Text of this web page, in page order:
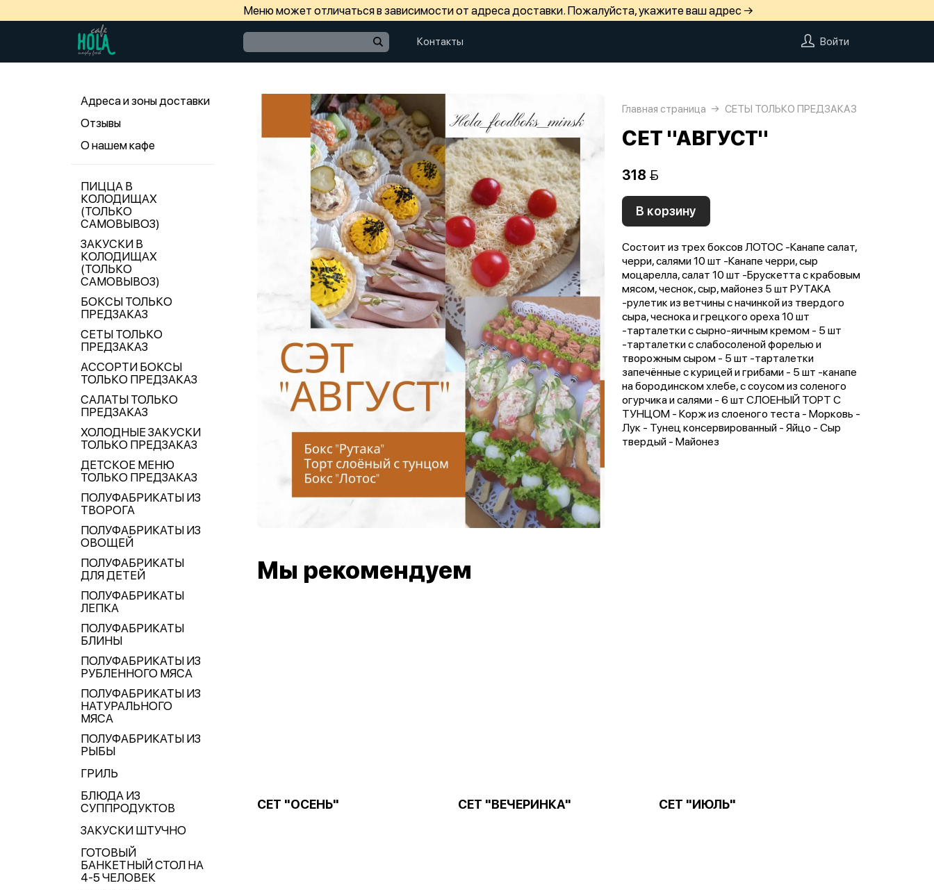
Меню может отличаться в зависимости от адреса доставки. Пожалуйста, укажите ваш адрес →
Контакты Войти
Адреса и зоны доставки
Отзывы
О нашем кафе
ПИЦЦА В
КОЛОДИЩАХ
(ТОЛЬКО
САМОВЫВОЗ)
ЗАКУСКИ В
КОЛОДИЩАХ
(ТОЛЬКО
САМОВЫВОЗ)
БОКСЫ ТОЛЬКО
ПРЕДЗАКАЗ
СЕТЫ ТОЛЬКО
ПРЕДЗАКАЗ
АССОРТИ БОКСЫ
ТОЛЬКО ПРЕДЗАКАЗ
САЛАТЫ ТОЛЬКО
ПРЕДЗАКАЗ
ХОЛОДНЫЕ ЗАКУСКИ
ТОЛЬКО ПРЕДЗАКАЗ
ДЕТСКОЕ МЕНЮ
ТОЛЬКО ПРЕДЗАКАЗ
ПОЛУФАБРИКАТЫ ИЗ
ТВОРОГА
ПОЛУФАБРИКАТЫ ИЗ
ОВОЩЕЙ
ПОЛУФАБРИКАТЫ
ДЛЯ ДЕТЕЙ
ПОЛУФАБРИКАТЫ
ЛЕПКА
ПОЛУФАБРИКАТЫ
БЛИНЫ
ПОЛУФАБРИКАТЫ ИЗ
РУБЛЕННОГО МЯСА
ПОЛУФАБРИКАТЫ ИЗ
НАТУРАЛЬНОГО
МЯСА
ПОЛУФАБРИКАТЫ ИЗ
РЫБЫ
ГРИЛЬ
БЛЮДА ИЗ
СУППРОДУКТОВ
ЗАКУСКИ ШТУЧНО
ГОТОВЫЙ
БАНКЕТНЫЙ СТОЛ НА
4-5 ЧЕЛОВЕК
Главная страница СЕТЫ ТОЛЬКО ПРЕДЗАКАЗ
СЕТ "АВГУСТ"
318 
В корзину
Состоит из трех боксов ЛОТОС -Канапе салат,
черри, салями 10 шт -Канапе черри, сыр
моцарелла, салат 10 шт -Брускетта с крабовым
мясом, чеснок, сыр, майонез 5 шт РУТАКА
-рулетик из ветчины с начинкой из твердого
сыра, чеснока и грецкого ореха 10 шт
-тарталетки с сырно-яичным кремом - 5 шт
-тарталетки с слабосоленой форелью и
творожным сыром - 5 шт -тарталетки
запечённые с курицей и грибами - 5 шт -канапе
на бородинском хлебе, с соусом из соленого
огурчика и салями - 6 шт СЛОЕНЫЙ ТОРТ С
ТУНЦОМ - Корж из слоеного теста - Морковь -
Лук - Тунец консервированный - Яйцо - Сыр
твердый - Майонез
Мы рекомендуем
СЕТ "ОСЕНЬ" СЕТ "ВЕЧЕРИНКА" СЕТ "ИЮЛЬ"